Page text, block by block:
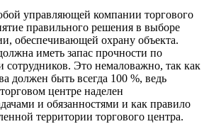
управляющей компании торгового
правильного решения в выборе
обеспечивающей охрану объекта.
иметь запас прочности по
сотрудников. Это немаловажно, так как
должен быть всегда 100 %, ведь
центре наделен
и обязанностями и как правило
территории торгового центра.